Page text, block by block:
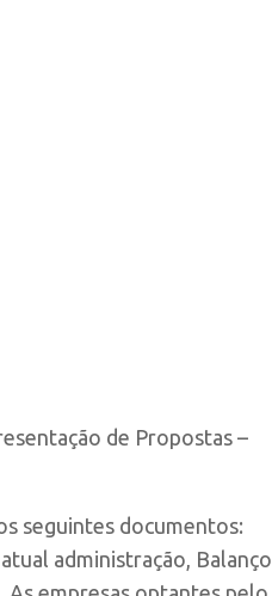
de Propostas –
seguintes documentos:
administração, Balanço